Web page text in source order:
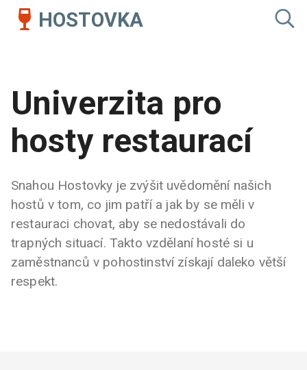
HOSTOVKA
Univerzita pro
hosty restaurací
Snahou Hostovky je zvýšit uvědomění našich
hostů v tom, co jim patří a jak by se měli v
restauraci chovat, aby se nedostávali do
trapných situací. Takto vzdělaní hosté si u
zaměstnanců v pohostinství získají daleko větší
respekt.